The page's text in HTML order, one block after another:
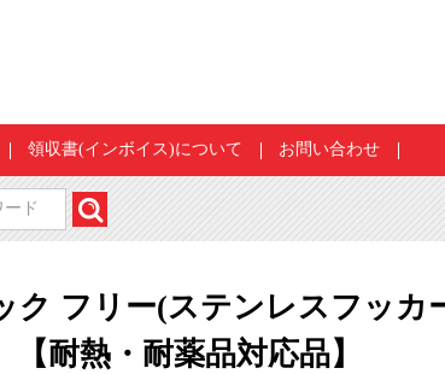
領収書(インボイス)について お問い合わせ
ク フリー(ステンレスフッカ
耐熱・耐薬品対応品】